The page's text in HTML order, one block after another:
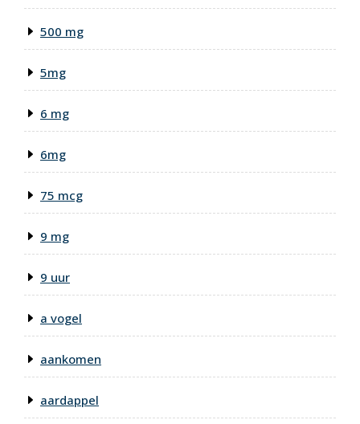
500 mg
5mg
6 mg
6mg
75 mcg
9 mg
9 uur
a vogel
aankomen
aardappel